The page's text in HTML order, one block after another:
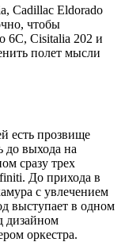
Cadillac Eldorado
чтобы
6C, Cisitalia 202 и
полет мысли
есть прозвище
выхода на
сразу трех
До прихода в
с увлечением
выступает в одном
дизайном
оркестра.